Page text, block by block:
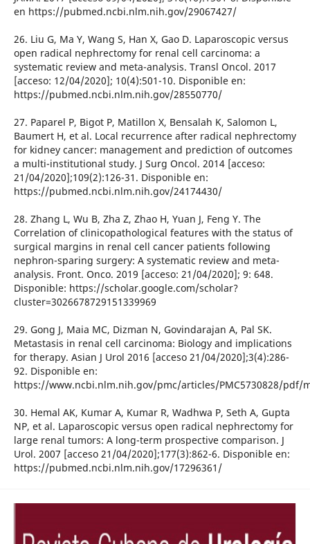
en https://pubmed.ncbi.nlm.nih.gov/29067427/
26. Liu G, Ma Y, Wang S, Han X, Gao D. Laparoscopic versus
open radical nephrectomy for renal cell carcinoma: a
systematic review and meta-analysis. Transl Oncol. 2017
[acceso: 12/04/2020]; 10(4):501-10. Disponible en:
https://pubmed.ncbi.nlm.nih.gov/28550770/
27. Paparel P, Bigot P, Matillon X, Bensalah K, Salomon L,
Baumert H, et al. Local recurrence after radical nephrectomy
for kidney cancer: management and prediction of outcomes
a multi-institutional study. J Surg Oncol. 2014 [acceso:
21/04/2020];109(2):126-31. Disponible en:
https://pubmed.ncbi.nlm.nih.gov/24174430/
28. Zhang L, Wu B, Zha Z, Zhao H, Yuan J, Feng Y. The
Correlation of clinicopathological features with the status of
surgical margins in renal cell cancer patients following
nephron-sparing surgery: A systematic review and meta-
analysis. Front. Onco. 2019 [acceso: 21/04/2020]; 9: 648.
Disponible: https://scholar.google.com/scholar?
cluster=3026678729151339969
29. Gong J, Maia MC, Dizman N, Govindarajan A, Pal SK.
Metastasis in renal cell carcinoma: Biology and implications
for therapy. Asian J Urol 2016 [acceso 21/04/2020];3(4):286-
92. Disponible en:
https://www.ncbi.nlm.nih.gov/pmc/articles/PMC5730828/pdf/
30. Hemal AK, Kumar A, Kumar R, Wadhwa P, Seth A, Gupta
NP, et al. Laparoscopic versus open radical nephrectomy for
large renal tumors: A long-term prospective comparison. J
Urol. 2007 [acceso 21/04/2020];177(3):862-6. Disponible en:
https://pubmed.ncbi.nlm.nih.gov/17296361/